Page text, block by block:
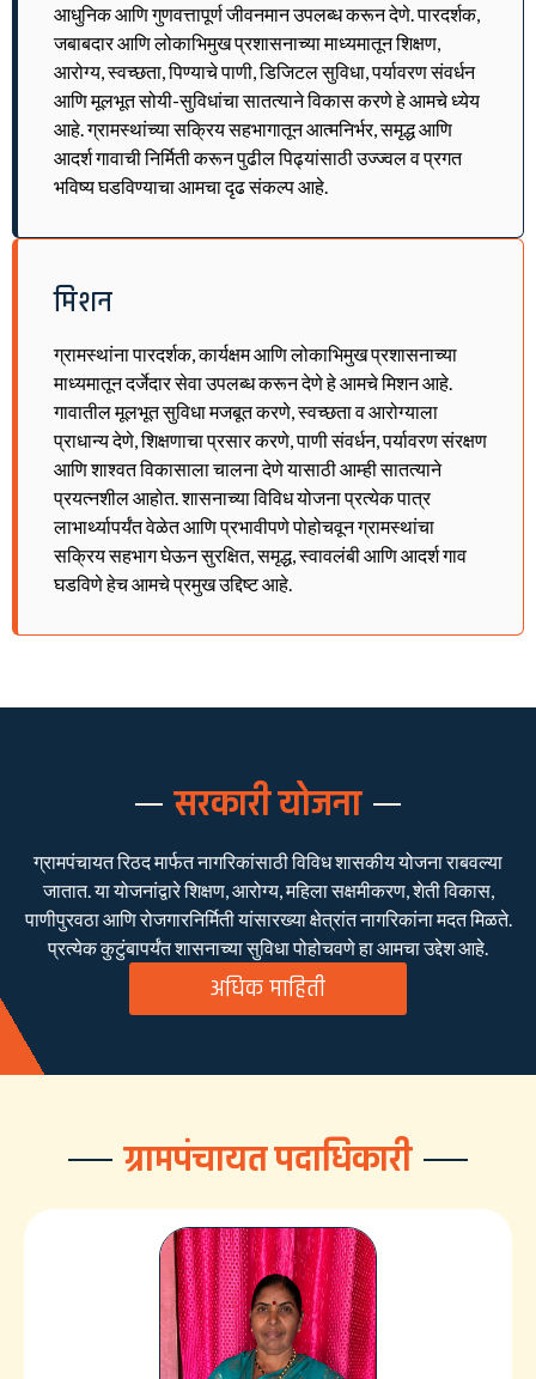
आधुनिक आणि गुणवत्तापूर्ण जीवनमान उपलब्ध करून देणे. पारदर्शक,
जबाबदार आणि लोकाभिमुख प्रशासनाच्या माध्यमातून शिक्षण,
आरोग्य, स्वच्छता, पिण्याचे पाणी, डिजिटल सुविधा, पर्यावरण संवर्धन
आणि मूलभूत सोयी-सुविधांचा सातत्याने विकास करणे हे आमचे ध्येय
आहे. ग्रामस्थांच्या सक्रिय सहभागातून आत्मनिर्भर, समृद्ध आणि
आदर्श गावाची निर्मिती करून पुढील पिढ्यांसाठी उज्ज्वल व प्रगत
भविष्य घडविण्याचा आमचा दृढ संकल्प आहे.
मिशन
ग्रामस्थांना पारदर्शक, कार्यक्षम आणि लोकाभिमुख प्रशासनाच्या
माध्यमातून दर्जेदार सेवा उपलब्ध करून देणे हे आमचे मिशन आहे.
गावातील मूलभूत सुविधा मजबूत करणे, स्वच्छता व आरोग्याला
प्राधान्य देणे, शिक्षणाचा प्रसार करणे, पाणी संवर्धन, पर्यावरण संरक्षण
आणि शाश्वत विकासाला चालना देणे यासाठी आम्ही सातत्याने
प्रयत्नशील आहोत. शासनाच्या विविध योजना प्रत्येक पात्र
लाभार्थ्यापर्यंत वेळेत आणि प्रभावीपणे पोहोचवून ग्रामस्थांचा
सक्रिय सहभाग घेऊन सुरक्षित, समृद्ध, स्वावलंबी आणि आदर्श गाव
घडविणे हेच आमचे प्रमुख उद्दिष्ट आहे.
सरकारी योजना
ग्रामपंचायत रिठद मार्फत नागरिकांसाठी विविध शासकीय योजना राबवल्या
जातात. या योजनांद्वारे शिक्षण, आरोग्य, महिला सक्षमीकरण, शेती विकास,
पाणीपुरवठा आणि रोजगारनिर्मिती यांसारख्या क्षेत्रांत नागरिकांना मदत मिळते.
प्रत्येक कुटुंबापर्यंत शासनाच्या सुविधा पोहोचवणे हा आमचा उद्देश आहे.
अधिक माहिती
ग्रामपंचायत पदाधिकारी